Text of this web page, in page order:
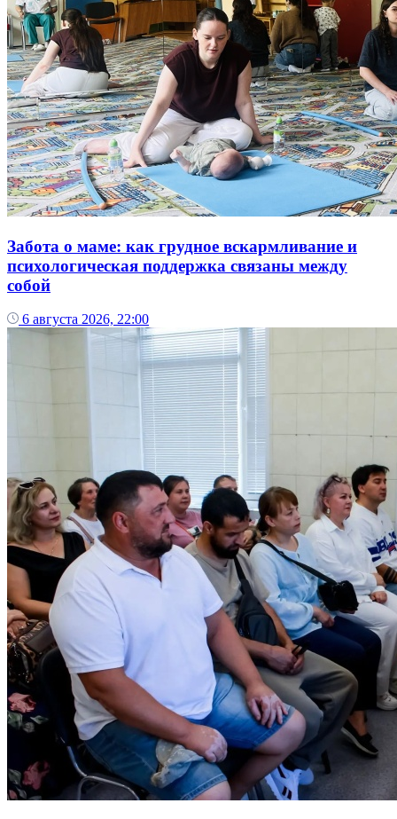
Забота о маме: как грудное вскармливание и
психологическая поддержка связаны между
собой
6 августа 2026, 22:00